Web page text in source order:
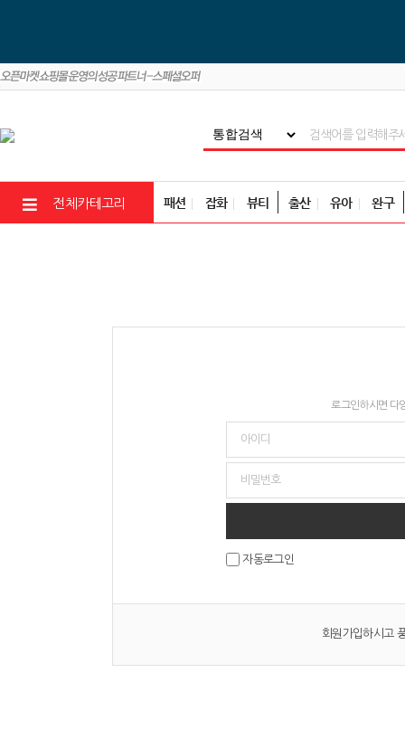
전체카테고리 패션 잡화 뷰티 출산 유아 완구
로그인하시면 다
자동로그인
회원가입하시고